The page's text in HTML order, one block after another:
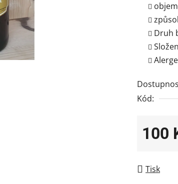
Druh
Kód:
100
Tisk